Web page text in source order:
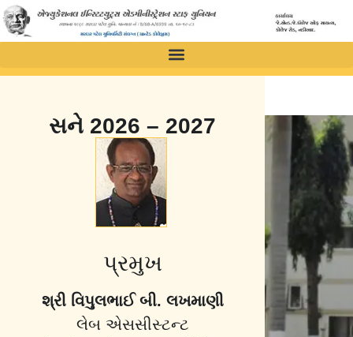
સને 2026 – 2027
પ્રમુખ
શ્રી વિપુલભાઈ બી. લખમાણી
લેબ એસસીસ્ટન્ટ